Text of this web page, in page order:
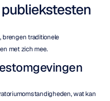
brengen traditionele
met zich mee.
wat kan